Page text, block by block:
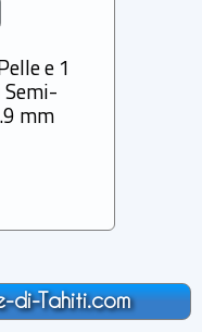
e 1
Semi-
mm
di-Tahiti.com